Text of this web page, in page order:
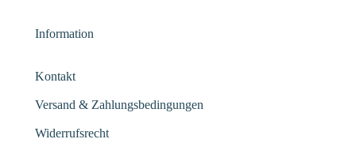
Information
Kontakt
Versand & Zahlungsbedingungen
Widerrufsrecht